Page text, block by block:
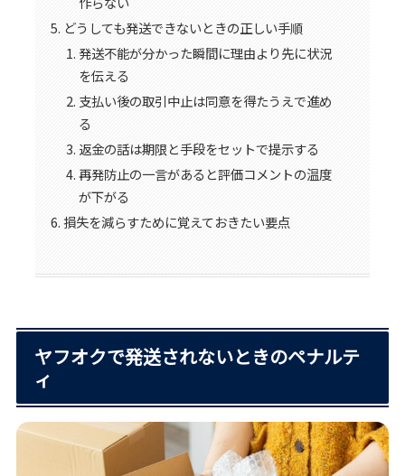
どうしても発送できないときの正しい手順
発送不能が分かった瞬間に理由より先に状況
を伝える
支払い後の取引中止は同意を得たうえで進め
る
返金の話は期限と手段をセットで提示する
再発防止の一言があると評価コメントの温度
が下がる
損失を減らすために覚えておきたい要点
ヤフオクで発送されないときのペナルテ
ィ